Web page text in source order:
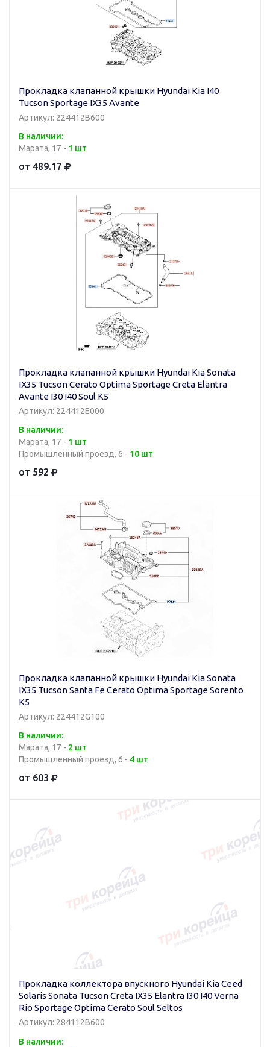
Прокладка клапанной крышки Hyundai Kia I40
Tucson Sportage IX35 Avante
Артикул: 224412B600
В наличии:
Марата, 17 - 1 шт
от 489.17
Прокладка клапанной крышки Hyundai Kia Sonata
IX35 Tucson Cerato Optima Sportage Creta Elantra
Avante I30 I40 Soul K5
Артикул: 224412E000
В наличии:
Марата, 17 - 1 шт
Промышленный проезд, 6 - 10 шт
от 592
Прокладка клапанной крышки Hyundai Kia Sonata
IX35 Tucson Santa Fe Cerato Optima Sportage Sorento
K5
Артикул: 224412G100
В наличии:
Марата, 17 - 2 шт
Промышленный проезд, 6 - 4 шт
от 603
Прокладка коллектора впускного Hyundai Kia Ceed
Solaris Sonata Tucson Creta IX35 Elantra I30 I40 Verna
Rio Sportage Optima Cerato Soul Seltos
Артикул: 284112B600
В наличии: